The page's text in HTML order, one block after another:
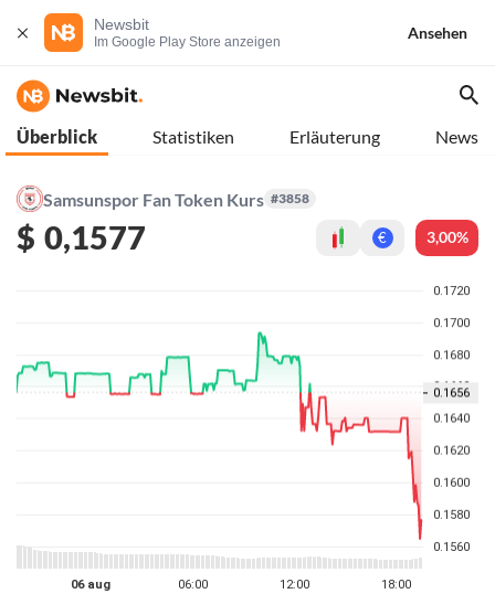
Newsbit
Im Google Play Store anzeigen
Ansehen
Überblick Statistiken Erläuterung News
Samsunspor Fan Token Kurs #3858
$ 0,1577 € 3,00%